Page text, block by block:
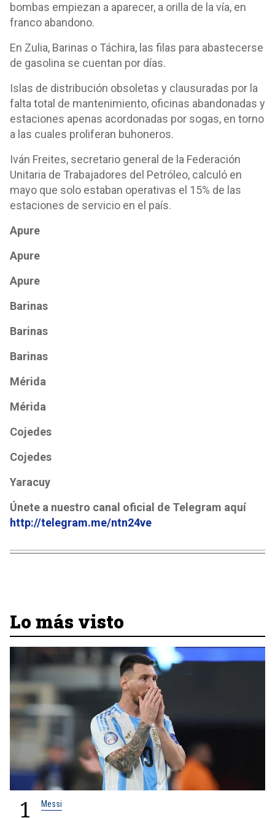
bombas empiezan a aparecer, a orilla de la vía, en
franco abandono.
En Zulia, Barinas o Táchira, las filas para abastecerse
de gasolina se cuentan por días.
Islas de distribución obsoletas y clausuradas por la
falta total de mantenimiento, oficinas abandonadas y
estaciones apenas acordonadas por sogas, en torno
a las cuales proliferan buhoneros.
Iván Freites, secretario general de la Federación
Unitaria de Trabajadores del Petróleo, calculó en
mayo que solo estaban operativas el 15% de las
estaciones de servicio en el país.
Apure
Apure
Apure
Barinas
Barinas
Barinas
Mérida
Mérida
Cojedes
Cojedes
Yaracuy
Únete a nuestro canal oficial de Telegram aquí
http://telegram.me/ntn24ve
Lo más visto
1 Messi